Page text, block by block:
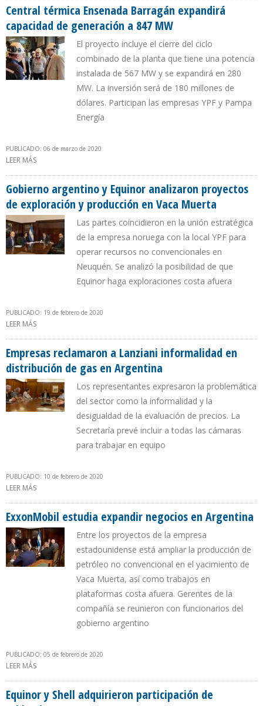
Central térmica Ensenada Barragán expandirá
capacidad de generación a 847 MW
El proyecto incluye el cierre del ciclo
combinado de la planta que tiene una potencia
instalada de 567 MW y se expandirá en 280
MW. La inversión será de 180 millones de
dólares. Participan las empresas YPF y Pampa
Energía
PUBLICADO: 06 de marzo de 2020
LEER MÁS
Gobierno argentino y Equinor analizaron proyectos
de exploración y producción en Vaca Muerta
Las partes coincidieron en la unión estratégica
de la empresa noruega con la local YPF para
operar recursos no convencionales en
Neuquén. Se analizó la posibilidad de que
Equinor haga exploraciones costa afuera
PUBLICADO: 19 de febrero de 2020
LEER MÁS
Empresas reclamaron a Lanziani informalidad en
distribución de gas en Argentina
Los representantes expresaron la problemática
del sector como la informalidad y la
desigualdad de la evaluación de precios. La
Secretaría prevé incluir a todas las cámaras
para trabajar en equipo
PUBLICADO: 10 de febrero de 2020
LEER MÁS
ExxonMobil estudia expandir negocios en Argentina
Entre los proyectos de la empresa
estadounidense está ampliar la producción de
petróleo no convencional en el yacimiento de
Vaca Muerta, así como trabajos en
plataformas costa afuera. Gerentes de la
compañía se reunieron con funcionarios del
gobierno argentino
PUBLICADO: 05 de febrero de 2020
LEER MÁS
Equinor y Shell adquirieron participación de